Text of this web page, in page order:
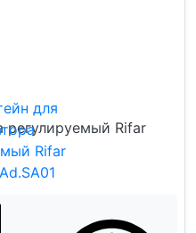
регулируемый Rifar